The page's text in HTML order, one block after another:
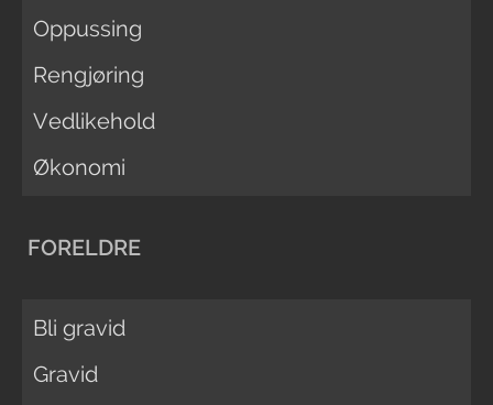
Oppussing
Rengjøring
Vedlikehold
Økonomi
FORELDRE
Bli gravid
Gravid